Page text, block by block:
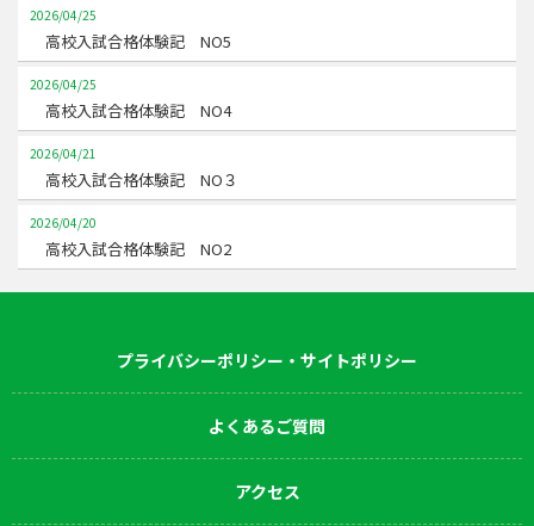
2026/04/25
高校入試合格体験記 NO5
2026/04/25
高校入試合格体験記 NO4
2026/04/21
高校入試合格体験記 NO３
2026/04/20
高校入試合格体験記 NO2
プライバシーポリシー・サイトポリシー
よくあるご質問
アクセス